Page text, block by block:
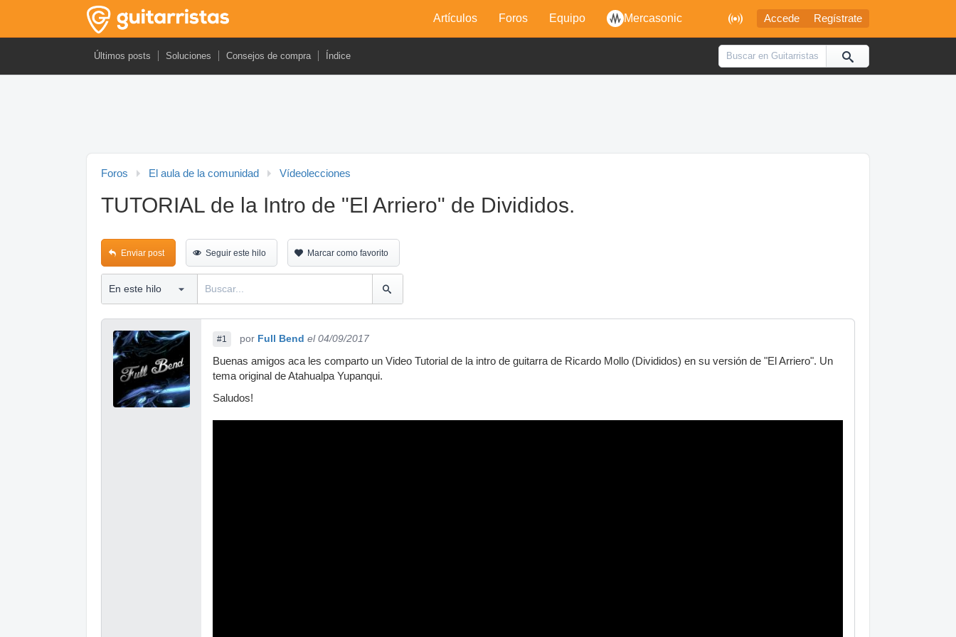
 Accede Regístrate
Artículos Foros Equipo Mercasonic
Últimos posts Soluciones Consejos de compra Índice
Foros El aula de la comunidad Vídeolecciones
TUTORIAL de la Intro de "El Arriero" de Divididos.
Enviar post Seguir este hilo Marcar como favorito
#1 por Full Bend el 04/09/2017
Buenas amigos aca les comparto un Video Tutorial de la intro de guitarra de Ricardo Mollo (Divididos) en su versión de "El Arriero". Un
tema original de Atahualpa Yupanqui.
Saludos!